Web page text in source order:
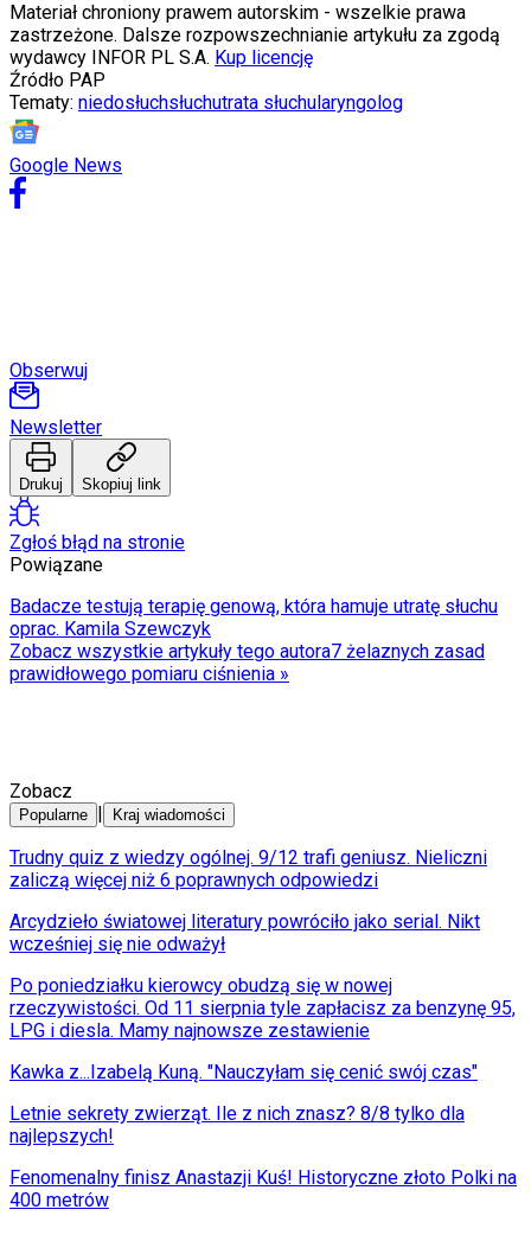
Materiał chroniony prawem autorskim - wszelkie prawa
zastrzeżone. Dalsze rozpowszechnianie artykułu za zgodą
wydawcy INFOR PL S.A. Kup licencję
Źródło PAP
Tematy: niedosłuchsłuchutrata słuchu laryngolog
Google News
Obserwuj
Newsletter
Drukuj Skopiuj link
Zgłoś błąd na stronie
Powiązane
Badacze testują terapię genową, która hamuje utratę słuchu
oprac. Kamila Szewczyk
Zobacz wszystkie artykuły tego autora7 żelaznych zasad
prawidłowego pomiaru ciśnienia »
Zobacz
Popularne Kraj wiadomości
Trudny quiz z wiedzy ogólnej. 9/12 trafi geniusz. Nieliczni
zaliczą więcej niż 6 poprawnych odpowiedzi
Arcydzieło światowej literatury powróciło jako serial. Nikt
wcześniej się nie odważył
Po poniedziałku kierowcy obudzą się w nowej
rzeczywistości. Od 11 sierpnia tyle zapłacisz za benzynę 95,
LPG i diesla. Mamy najnowsze zestawienie
Kawka z...Izabelą Kuną. "Nauczyłam się cenić swój czas"
Letnie sekrety zwierząt. Ile z nich znasz? 8/8 tylko dla
najlepszych!
Fenomenalny finisz Anastazji Kuś! Historyczne złoto Polki na
400 metrów